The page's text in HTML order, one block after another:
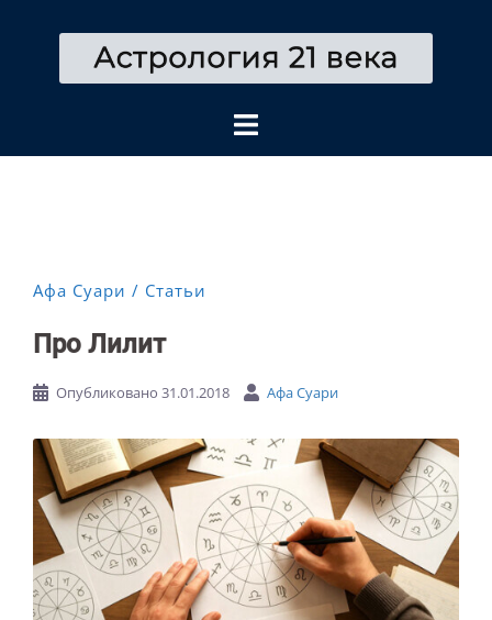
содержимому
Афа Суари Статьи
Про Лилит
Опубликовано 31.01.2018 Афа Суари